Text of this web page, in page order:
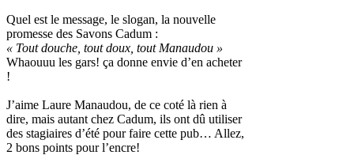
Quel est le message, le slogan, la nouvelle
promesse des Savons Cadum :
« Tout douche, tout doux, tout Manaudou »
Whaouuu les gars! ça donne envie d’en acheter
!
J’aime Laure Manaudou, de ce coté là rien à
dire, mais autant chez Cadum, ils ont dû utiliser
des stagiaires d’été pour faire cette pub… Allez,
2 bons points pour l’encre!